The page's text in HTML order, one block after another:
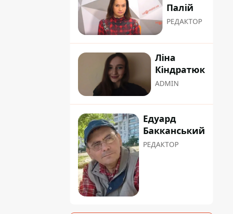
Палій
РЕДАКТОР
Ліна
Кіндратюк
ADMIN
Едуард
Бакканський
РЕДАКТОР